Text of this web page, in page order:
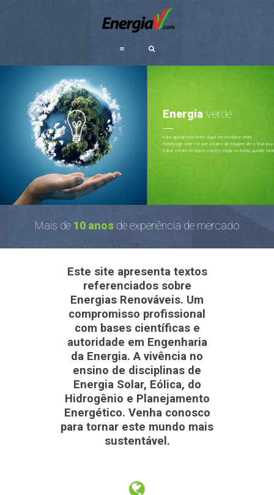
Energia Verde
Para ajustar este texto clique em revolution slider
Homepage slide 1 e use a barra de rolagem até o final da
Editar o texto no objeto correto. clique no botão update
Mais de 10 anosde experiência de mercado
Este site apresenta textos
referenciados sobre
Energias Renováveis. Um
compromisso profissional
com bases científicas e
autoridade em Engenharia
da Energia. A vivência no
ensino de disciplinas de
Energia Solar, Eólica, do
Hidrogênio e Planejamento
Energético. Venha conosco
para tornar este mundo mais
sustentável.